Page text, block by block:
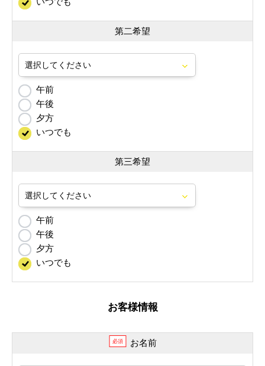
第二希望
午前
午後
夕方
いつでも
第三希望
午前
午後
夕方
いつでも
お客様情報
必須 お名前